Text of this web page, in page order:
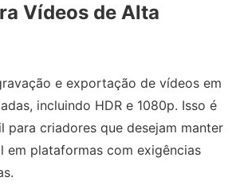
Vídeos de Alta
e exportação de vídeos em
incluindo HDR e 1080p. Isso é
para criadores que desejam manter
em plataformas com exigências